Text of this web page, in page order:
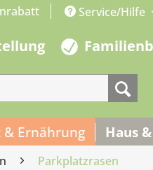
Service/Hilfe
Ernährung Haus
Parkplatzrasen